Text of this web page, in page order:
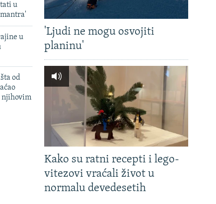
u
u
od
njihovim
'Ljudi ne mogu osvojiti
planinu'
Kako su ratni recepti i lego-
vitezovi vraćali život u
normalu devedesetih